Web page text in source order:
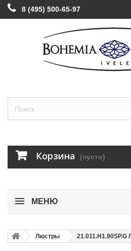
8 (495) 500-65-97
Корзина (пусто)
МЕНЮ
Люстры